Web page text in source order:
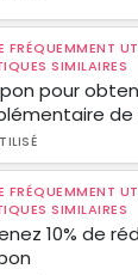
FRÉQUEMMENT
SIMILAIRES
pour
de
FRÉQUEMMENT
SIMILAIRES
10% de